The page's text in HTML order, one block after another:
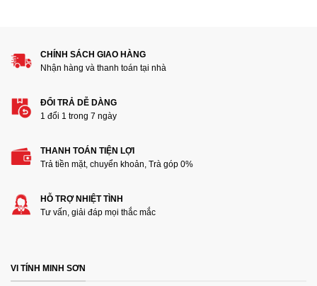
Thêm ảnh đánh giá
Các định dạng ảnh được chấp nhận: jpg,png.
Email*
CHÍNH SÁCH GIAO HÀNG
Nhận hàng và thanh toán tại nhà
ĐỔI TRẢ DỄ DÀNG
1 đổi 1 trong 7 ngày
THANH TOÁN TIỆN LỢI
Trả tiền mặt, chuyển khoản, Trà góp 0%
HỖ TRỢ NHIỆT TÌNH
Tư vấn, giải đáp mọi thắc mắc
VI TÍNH MINH SƠN